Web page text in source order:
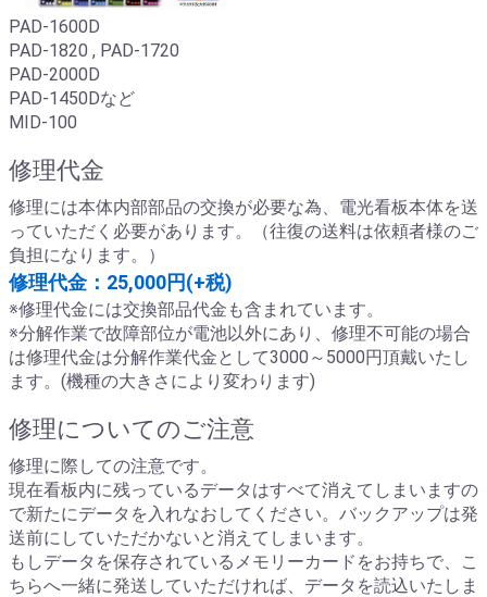
PAD-1600D
PAD-1820 , PAD-1720
PAD-2000D
PAD-1450Dなど
MID-100
修理代金
修理には本体内部部品の交換が必要な為、電光看板本体を送
っていただく必要があります。（往復の送料は依頼者様のご
負担になります。）
修理代金：25,000円(+税)
※修理代金には交換部品代金も含まれています。
※分解作業で故障部位が電池以外にあり、修理不可能の場合
は修理代金は分解作業代金として3000～5000円頂戴いたし
ます。(機種の大きさにより変わります)
修理についてのご注意
修理に際しての注意です。
現在看板内に残っているデータはすべて消えてしまいますの
で新たにデータを入れなおしてください。バックアップは発
送前にしていただかないと消えてしまいます。
もしデータを保存されているメモリーカードをお持ちで、こ
ちらへ一緒に発送していただければ、データを読込いたしま